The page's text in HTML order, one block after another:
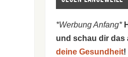
*Werbung Anfang*
und schau dir das
deine Gesundheit!